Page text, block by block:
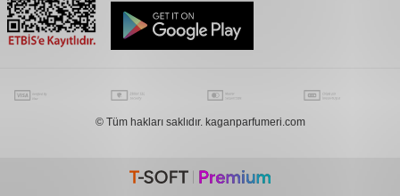
© Tüm hakları saklıdır. kaganparfumeri.com